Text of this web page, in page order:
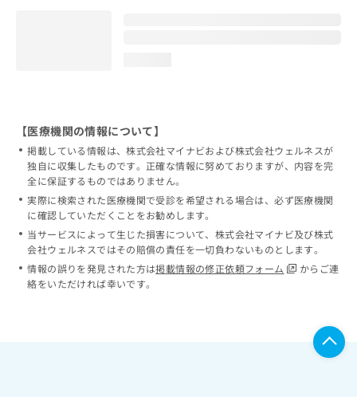
【医療機関の情報について】
掲載している情報は、株式会社マイナビおよび株式会社ウェルネスが
独自に収集したものです。正確な情報に努めておりますが、内容を完
全に保証するものではありません。
実際に検索された医療機関で受診を希望される場合は、必ず医療機関
に確認していただくことをお勧めします。
当サービスによって生じた損害について、株式会社マイナビ及び株式
会社ウェルネスではその賠償の責任を一切負わないものとします。
情報の誤りを発見された方は掲載情報の修正依頼フォーム
からご連
絡をいただければ幸いです。